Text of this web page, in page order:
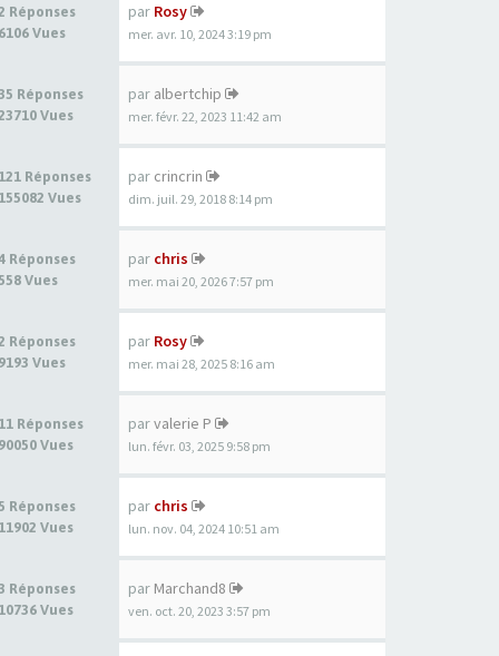
Réponses
6106 Vues
par Rosy
mer. avr. 10, 2024 3:19 pm
Réponses
Vues
par albertchip
mer. févr. 22, 2023 11:42 am
121 Réponses
155082 Vues
par crincrin
dim. juil. 29, 2018 8:14 pm
Réponses
Vues
par chris
mer. mai 20, 2026 7:57 pm
Réponses
9193 Vues
par Rosy
mer. mai 28, 2025 8:16 am
11 Réponses
90050 Vues
parvalerie P
lun. févr. 03, 2025 9:58 pm
Réponses
11902 Vues
par chris
lun. nov. 04, 2024 10:51 am
Réponses
10736 Vues
par Marchand8
ven. oct. 20, 2023 3:57 pm